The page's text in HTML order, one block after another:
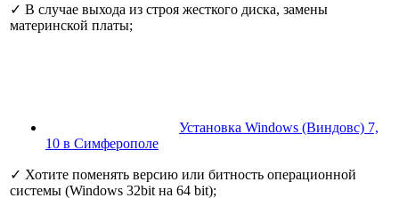
✓ В случае выхода из строя жесткого диска, замены
материнской платы;
Установка Windows (Виндовс) 7,
10 в Симферополе
✓ Хотите поменять версию или битность операционной
системы (Windows 32bit на 64 bit);